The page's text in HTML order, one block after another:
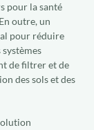
pour la santé
outre, un
pour réduire
de filtrer et de
des sols et des